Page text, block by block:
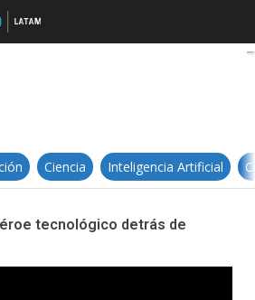
Orlando Rincón, el héroe
Ciencia Inteligencia Artificial
tecnológico detrás de